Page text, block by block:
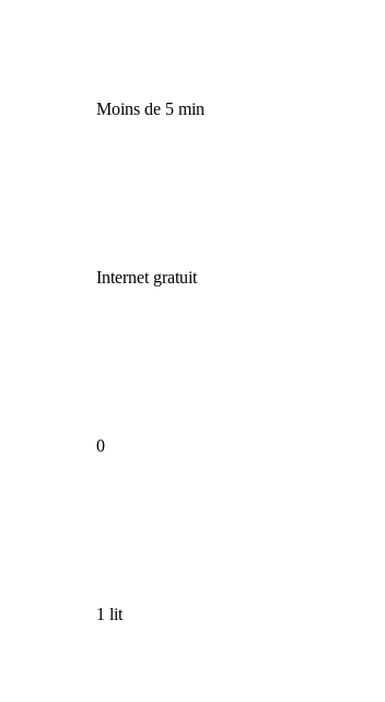
Moins de 5 min
Internet gratuit
0
1 lit